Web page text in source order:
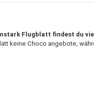
Flugblatt findest du
keine Choco angebote,